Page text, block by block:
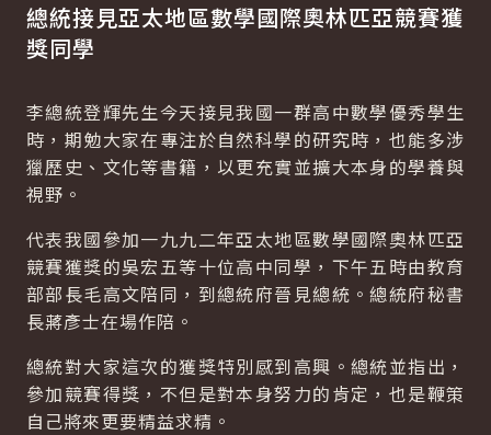
總統接見亞太地區數學國際奧林匹亞競賽獲
獎同學
李總統登輝先生今天接見我國一群高中數學優秀學生
時，期勉大家在專注於自然科學的研究時，也能多涉
獵歷史、文化等書籍，以更充實並擴大本身的學養與
視野。
代表我國參加一九九二年亞太地區數學國際奧林匹亞
競賽獲獎的吳宏五等十位高中同學，下午五時由教育
部部長毛高文陪同，到總統府晉見總統。總統府秘書
長蔣彥士在場作陪。
總統對大家這次的獲獎特別感到高興。總統並指出，
參加競賽得獎，不但是對本身努力的肯定，也是鞭策
自己將來更要精益求精。